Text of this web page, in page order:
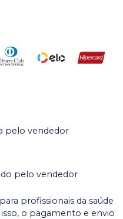
pelo vendedor
pelo vendedor
profissionais da saúde
o pagamento e envio